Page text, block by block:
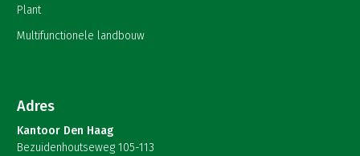
Plant
Multifunctionele landbouw
Adres
Kantoor Den Haag
Bezuidenhoutseweg 105-113